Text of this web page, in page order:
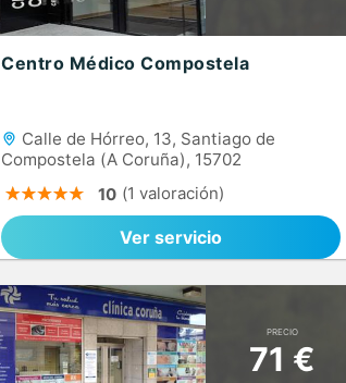
Centro Médico Compostela
Calle de Hórreo, 13, Santiago de
Compostela (A Coruña), 15702
10 (1 valoración)
Ver servicio
PRECIO
71 €